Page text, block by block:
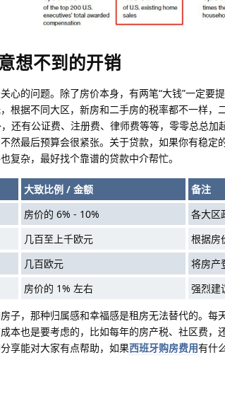
想不到的开销
心的问题。除了房价本身，有两笔“大钱”一定要
根据不同大区，新房和二手房的税率都不一样，
还有公证费、注册费、律师费等等，零零总总
然最后预算会很紧张。关于贷款，如果你有稳定
复杂，最好找个靠谱的贷款中介帮忙。
大致比例 / 金额
备注
房价的 6% - 10%
各大区
几百至上千欧元
根据房
几百欧元
将房产
房价的 1% 左右
强烈建
子，那种归属感和幸福感是租房无法替代的。
本也是要考虑的，比如每年的房产税、社区费
享能对大家有点帮助，如果西班牙购房费用有什